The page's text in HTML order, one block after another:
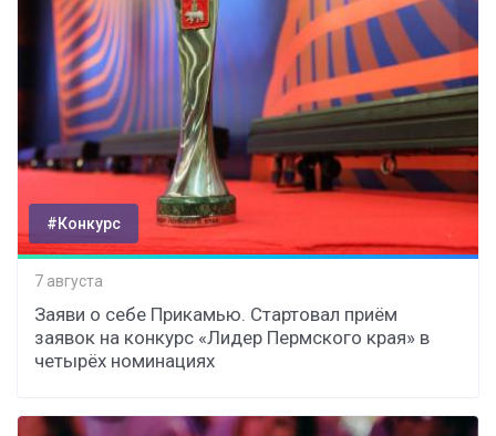
#Конкурс
7 августа
Заяви о себе Прикамью. Стартовал приём
заявок на конкурс «Лидер Пермского края» в
четырёх номинациях